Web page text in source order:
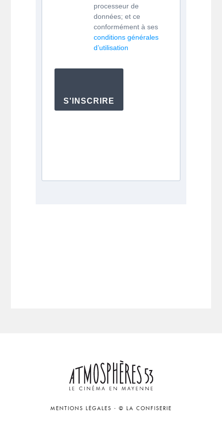
processeur de
données; et ce
conformément à ses
conditions générales
d’utilisation
S'INSCRIRE
MENTIONS LÉGALES - © LA CONFISERIE